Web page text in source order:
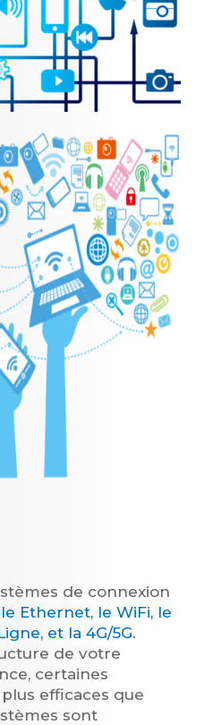
de connexion
Ethernet, le WiFi, le
et la 4G/5G.
de votre
certaines
efficaces que
sont